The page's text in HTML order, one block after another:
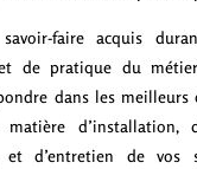
faire acquis
et de pratique du
dans les meilleurs
matière d’installation,
et d’entretien de vos